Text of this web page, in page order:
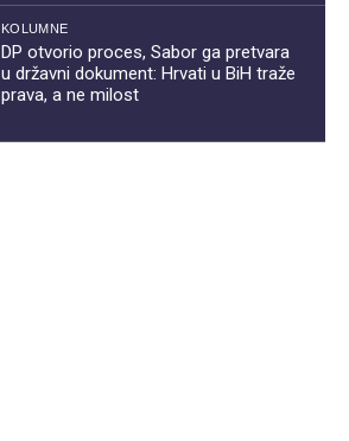
KOLUMNE
DP otvorio proces, Sabor ga pretvara
u državni dokument: Hrvati u BiH traže
prava, a ne milost